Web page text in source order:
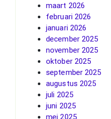
maart 2026
februari 2026
januari 2026
december 2025
november 2025
oktober 2025
september 2025
augustus 2025
juli 2025
juni 2025
mei 2025